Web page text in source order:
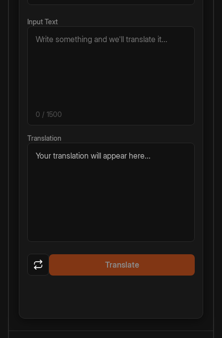
Input Text
0 / 1500
Translation
Your translation will appear here...
Translate